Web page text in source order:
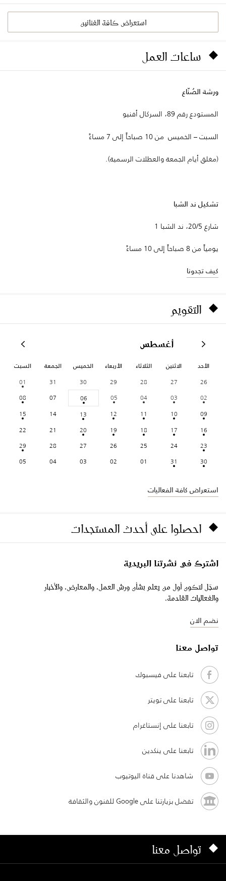
استعراض كافة الفنانين
ساعات العمل
ورشة الصُنّاع
المستودع رقم 89، السركال أفنيو
السبت – الخميس من 10 صباحاً إلى 7 مساءً
(مغلق أيام الجمعة والعطلات الرسمية).
تشكيل ند الشبا
شارع 20/5، ند الشبا 1
يومياً من 8 صباحاً إلى 10 مساءً
كيف تجدونا
التقويم
أغسطس
الأحد الاثنين الثلاثاء الأربعاء الخميس الجمعة السبت
26
27
28
29
30
31
01
02
03
04
05
06
07
08
09
10
11
12
13
14
15
16
17
18
19
20
21
22
23
24
25
26
27
28
29
30
31
01
02
03
04
05
استعراض كافة الفعاليات
احصلوا على أحدث المستجدات
اشترك في نشرتنا البريدية
سجّل لتكون أول من يعلم بشأن ورش العمل، والمعارض، والأخبار
والفعاليات القادمة.
نضم الان
تواصل معنا
تابعنا على فيسبوك
تابعنا على تويتر
تابعنا على إنستاغرام
تابعنا على ينكدين
شاهدنا على قناة اليوتيوب
تفضل بزيارتنا على Google للفنون والثقافة
تواصل معنا